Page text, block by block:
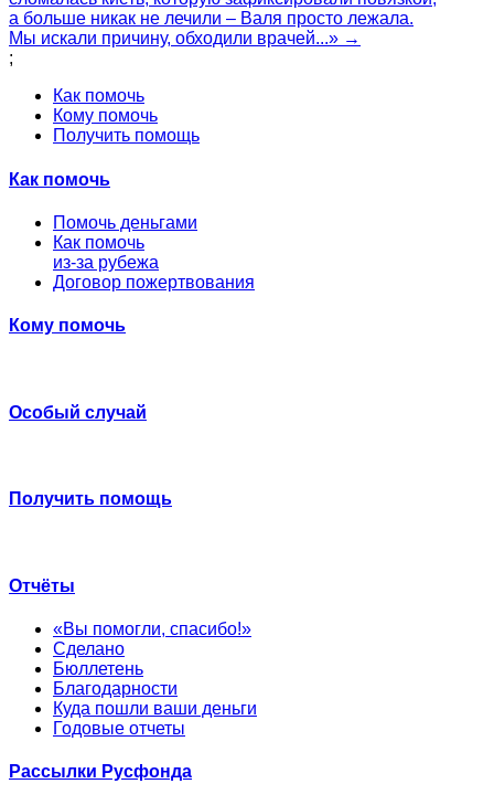
а больше никак не лечили – Валя просто лежала.
Мы искали причину, обходили врачей...» →
;
Как помочь
Кому помочь
Получить помощь
Как помочь
Помочь деньгами
Как помочь
из-за рубежа
Договор пожертвования
Кому помочь
Особый случай
Получить помощь
Отчёты
«Вы помогли, спасибо!»
Сделано
Бюллетень
Благодарности
Куда пошли ваши деньги
Годовые отчеты
Рассылки Русфонда